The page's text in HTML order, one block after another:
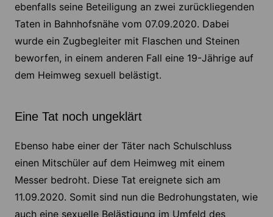
ebenfalls seine Beteiligung an zwei zurückliegenden
Taten in Bahnhofsnähe vom 07.09.2020. Dabei
wurde ein Zugbegleiter mit Flaschen und Steinen
beworfen, in einem anderen Fall eine 19-Jährige auf
dem Heimweg sexuell belästigt.
Eine Tat noch ungeklärt
Ebenso habe einer der Täter nach Schulschluss
einen Mitschüler auf dem Heimweg mit einem
Messer bedroht. Diese Tat ereignete sich am
11.09.2020. Somit sind nun die Bedrohungstaten, wie
auch eine sexuelle Belästigung im Umfeld des